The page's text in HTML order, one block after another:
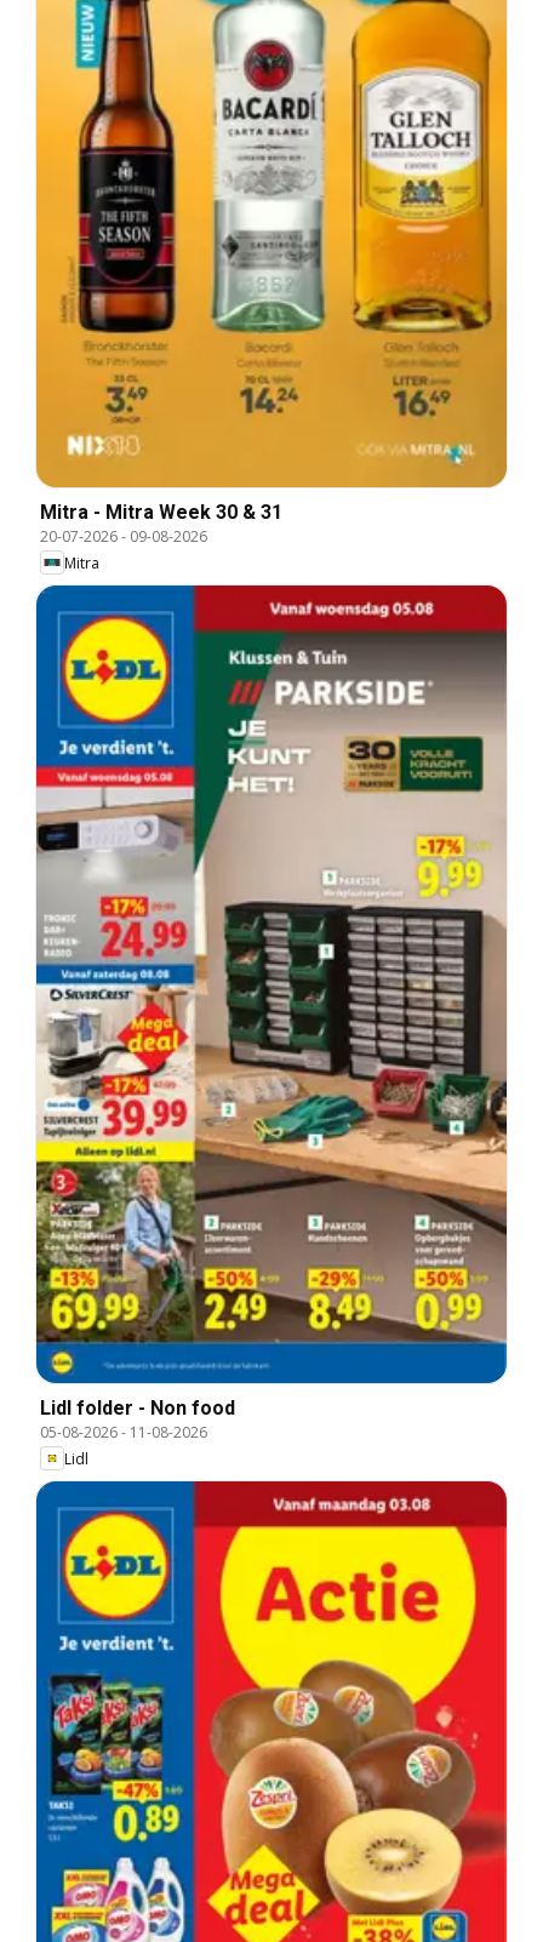
Mitra - Mitra Week 30 & 31
20-07-2026- 09-08-2026
Mitra
Lidl folder - Non food
05-08-2026- 11-08-2026
Lidl